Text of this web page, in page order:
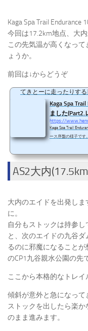
Kaga Spa Trail Endurance
今回は17.2km地点、大内
この先気温が高くなっ
ょうか。
前回は↓からどうぞ
てきとーに走ったりす
Kaga Spa
ました(Part2.
https://
Kaga Spa Trail
ース序盤の様子です
元で蚊が飛んでいて
すね。朝食に昨日
AS2大内
大内のエイドを出発し
に。
自分もストックは持参
と、次のエイドの九谷
るのに邪魔になること
のCP1九谷親水公園の先
ここから本格的なトレイ
傾斜が意外と急になって
ストックを出したら楽
のまま進みます。